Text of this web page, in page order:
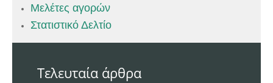
Μελέτες αγορών
Στατιστικό Δελτίο
Τελευταία άρθρα